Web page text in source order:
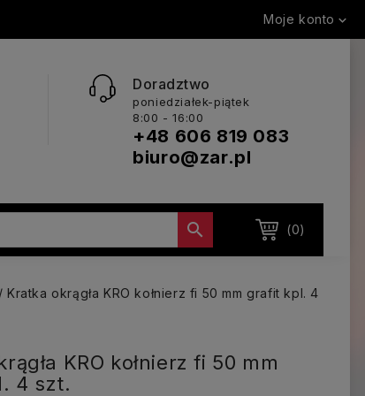
Moje konto 
Doradztwo
poniedziałek-piątek
8:00 - 16:00
+48 606 819 083
biuro@zar.pl
(0)

Kratka okrągła KRO kołnierz fi 50 mm grafit kpl. 4
KRO kołnierz fi 50 mm
4 szt.